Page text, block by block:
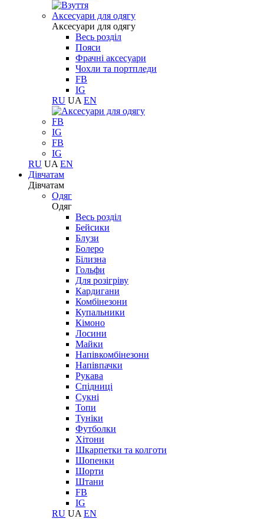
Aксесуари для одягу
Aксесуари для одягу
Весь розділ
Пояси
Фрачні аксесуари
Чохли та портпледи
FB
IG
RU UA EN
FB
IG
FB
IG
RU UA EN
Дівчатам
Дівчатам
Одяг
Одяг
Весь розділ
Бейсики
Блузи
Болеро
Білизна
Гольфи
Для розігріву
Кардигани
Комбінезони
Купальники
Кімоно
Лосини
Майки
Напівкомбінезони
Напівпачки
Рукава
Спідниці
Сукні
Топи
Туніки
Футболки
Хітони
Шкарпетки та колготи
Шопенки
Шорти
Штани
FB
IG
RU UA EN